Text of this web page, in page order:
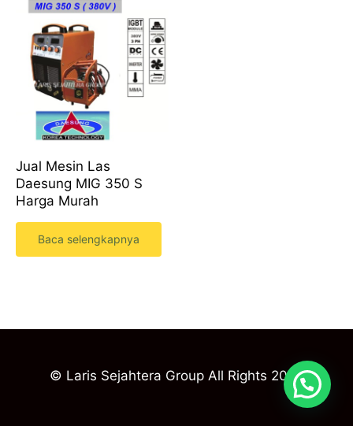
Jual Mesin Las
Daesung MIG 350 S
Harga Murah
Baca selengkapnya
© Laris Sejahtera Group All Rights 2023